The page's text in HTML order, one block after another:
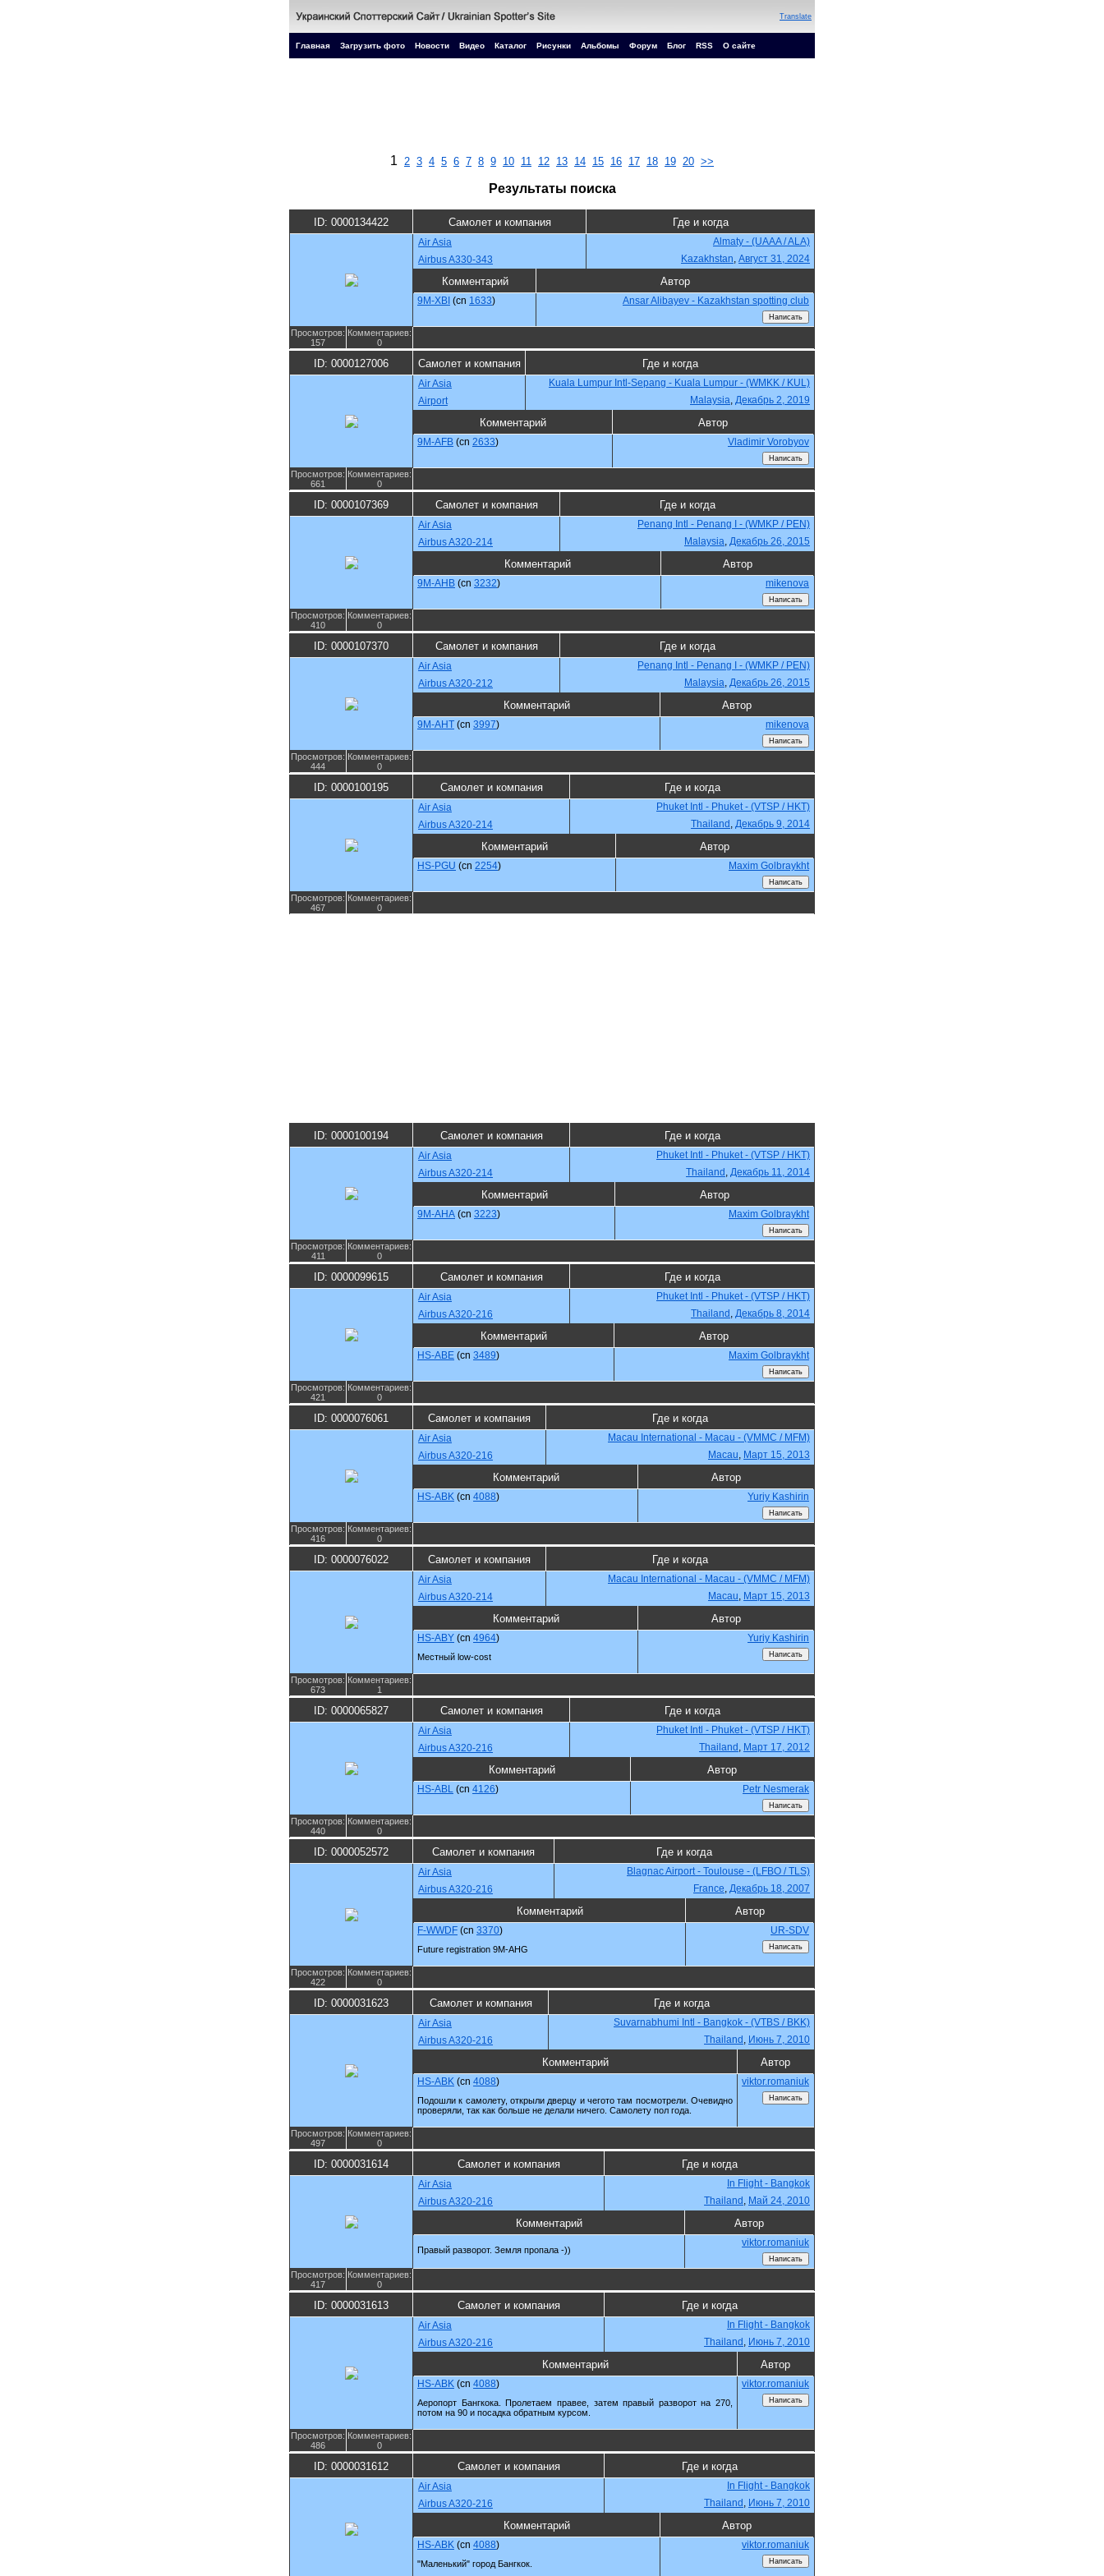
Translate
Главная Загрузить фото Новости Видео Каталог Рисунки Альбомы Форум Блог RSS О сайте
1 2 3 4 5 6 7 8 9 10 11 12 13 14 15 16 17 18 19 20 >>
Результаты поиска
ID: 0000134422 Самолет и компания Где и когда
Air Asia
Almaty - (UAAA / ALA)
Airbus A330-343
Kazakhstan, Август 31, 2024
Комментарий Автор
9M-XBI (cn 1633) Ansar Alibayev - Kazakhstan spotting club
Просмотров:
157
Комментариев:
0
ID: 0000127006 Самолет и компания Где и когда
Air Asia
Kuala Lumpur Intl-Sepang - Kuala Lumpur - (WMKK / KUL)
Airport
Malaysia, Декабрь 2, 2019
Комментарий Автор
9M-AFB (cn 2633) Vladimir Vorobyov
Просмотров:
661
Комментариев:
0
ID: 0000107369 Самолет и компания Где и когда
Air Asia
Penang Intl - Penang I - (WMKP / PEN)
Airbus A320-214
Malaysia, Декабрь 26, 2015
Комментарий Автор
9M-AHB (cn 3232) mikenova
Просмотров:
410
Комментариев:
0
ID: 0000107370 Самолет и компания Где и когда
Air Asia
Penang Intl - Penang I - (WMKP / PEN)
Airbus A320-212
Malaysia, Декабрь 26, 2015
Комментарий Автор
9M-AHT (cn 3997) mikenova
Просмотров:
444
Комментариев:
0
ID: 0000100195 Самолет и компания Где и когда
Air Asia
Phuket Intl - Phuket - (VTSP / HKT)
Airbus A320-214
Thailand , Декабрь 9, 2014
Комментарий Автор
HS-PGU (cn 2254) Maxim Golbraykht
Просмотров:
467
Комментариев:
0
ID: 0000100194 Самолет и компания Где и когда
Air Asia
Phuket Intl - Phuket - (VTSP / HKT)
Airbus A320-214
Thailand , Декабрь 11, 2014
Комментарий Автор
9M-AHA (cn 3223) Maxim Golbraykht
Просмотров:
411
Комментариев:
0
ID: 0000099615 Самолет и компания Где и когда
Air Asia
Phuket Intl - Phuket - (VTSP / HKT)
Airbus A320-216
Thailand , Декабрь 8, 2014
Комментарий Автор
HS-ABE (cn 3489) Maxim Golbraykht
Просмотров:
421
Комментариев:
0
ID: 0000076061 Самолет и компания Где и когда
Air Asia
Macau International - Macau - (VMMC / MFM)
Airbus A320-216
Macau, Март 15, 2013
Комментарий Автор
HS-ABK (cn 4088) Yuriy Kashirin
Просмотров:
416
Комментариев:
0
ID: 0000076022 Самолет и компания Где и когда
Air Asia
Macau International - Macau - (VMMC / MFM)
Airbus A320-214
Macau, Март 15, 2013
Комментарий Автор
HS-ABY (cn 4964)
Местный low-cost
Yuriy Kashirin
Просмотров:
673
Комментариев:
1
ID: 0000065827 Самолет и компания Где и когда
Air Asia
Phuket Intl - Phuket - (VTSP / HKT)
Airbus A320-216
Thailand , Март 17, 2012
Комментарий Автор
HS-ABL (cn 4126) Petr Nesmerak
Просмотров:
440
Комментариев:
0
ID: 0000052572 Самолет и компания Где и когда
Air Asia
Blagnac Airport - Toulouse - (LFBO / TLS)
Airbus A320-216
France, Декабрь 18, 2007
Комментарий Автор
F-WWDF (cn 3370)
Future registration 9M-AHG
UR-SDV
Просмотров:
422
Комментариев:
0
ID: 0000031623 Самолет и компания Где и когда
Air Asia
Suvarnabhumi Intl - Bangkok - (VTBS / BKK)
Airbus A320-216
Thailand , Июнь 7, 2010
Комментарий Автор
HS-ABK (cn 4088)
Подошли к самолету, открыли дверцу и чегото там посмотрели. Очевидно
проверяли, так как больше не делали ничего. Самолету пол года.
viktor.romaniuk
Просмотров:
497
Комментариев:
0
ID: 0000031614 Самолет и компания Где и когда
Air Asia
In Flight - Bangkok
Airbus A320-216
Thailand , Май 24, 2010
Комментарий Автор
Правый разворот. Земля пропала -))
viktor.romaniuk
Просмотров:
417
Комментариев:
0
ID: 0000031613 Самолет и компания Где и когда
Air Asia
In Flight - Bangkok
Airbus A320-216
Thailand , Июнь 7, 2010
Комментарий Автор
HS-ABK (cn 4088)
Аеропорт Бангкока. Пролетаем правее, затем правый разворот на 270,
потом на 90 и посадка обратным курсом.
viktor.romaniuk
Просмотров:
486
Комментариев:
0
ID: 0000031612 Самолет и компания Где и когда
Air Asia
In Flight - Bangkok
Airbus A320-216
Thailand , Июнь 7, 2010
Комментарий Автор
HS-ABK (cn 4088)
"Маленький" город Бангкок.
viktor.romaniuk